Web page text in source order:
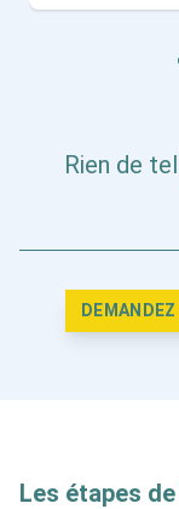
Rien de
Les étapes